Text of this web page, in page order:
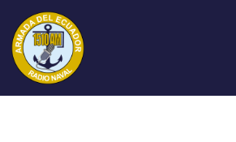
contenido